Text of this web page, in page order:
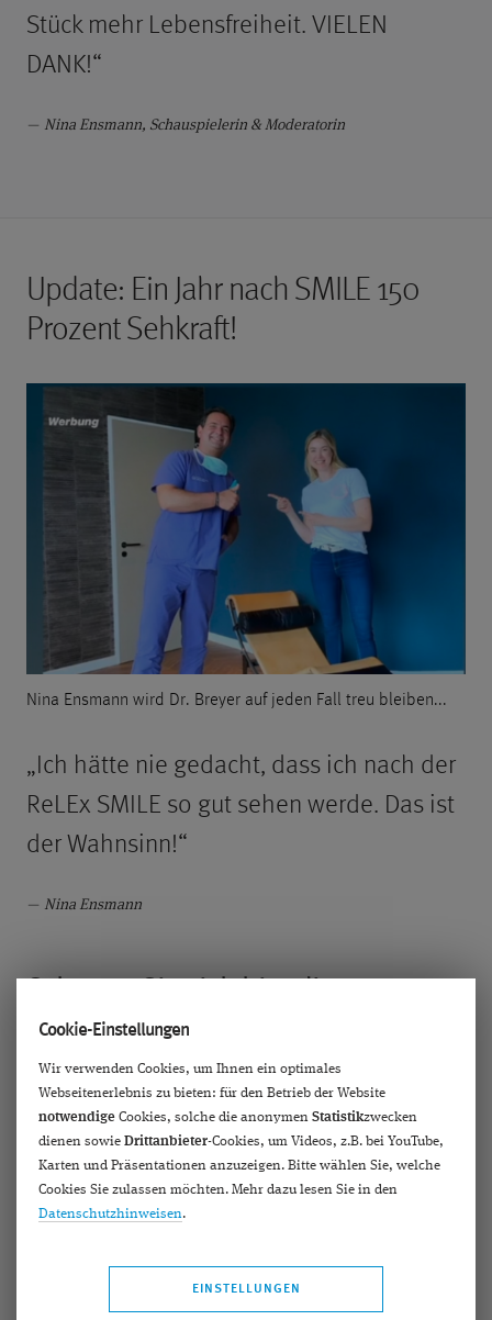
Stück mehr Lebensfreiheit. VIELEN
DANK!“
Nina Ensmann, Schauspielerin & Moderatorin
Update: Ein Jahr nach SMILE 150
Prozent Sehkraft!
Nina Ensmann wird Dr. Breyer auf jeden Fall treu bleiben...
„Ich hätte nie gedacht, dass ich nach der
ReLEx SMILE so gut sehen werde. Das ist
der Wahnsinn!“
Nina Ensmann
Instagram-Story von Nina Ensmann
an
Auch die Nachuntersuchung hat Nina auf Instagram
geteilt. Bei der Spaltlampenuntersuchung
war alles in bester Ordnung und beim Sehtest erreicht sie
sagenhafte 150 Prozent Sehkraft! Ihre Begeisterung
Cookie-Einstellungen
Wir verwenden Cookies, um Ihnen ein optimales
Webseitenerlebnis zu bieten: für den Betrieb der Website
notwendige Cookies, solche die anonymen Statistikzwecken
dienen sowie Drittanbieter-Cookies, um Videos, z.B. bei YouTube,
Karten und Präsentationen anzuzeigen. Bitte wählen Sie, welche
Cookies Sie zulassen möchten. Mehr dazu lesen Sie in den
Datenschutzhinweisen.
EINSTELLUNGEN